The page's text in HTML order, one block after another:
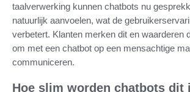
taalverwerking kunnen chatbots nu
natuurlijk aanvoelen, wat de
verbetert. Klanten merken dit en waarderen
om met een chatbot op een mensachtige
communiceren.
Hoe slim worden chatbots dit